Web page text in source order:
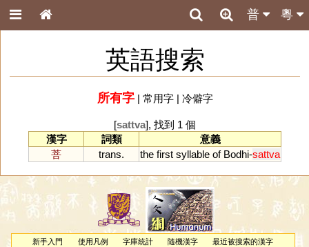
粵
普
英語搜索
所有字| 常用字| 冷僻字
[sattva], 找到 1 個
漢字
詞類
意義
菩
trans. the first syllable of Bodhi-sattva
新手入門 使用凡例 字庫統計 隨機漢字
最近被搜索的漢字